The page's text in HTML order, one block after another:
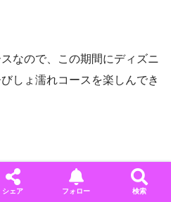
なので、この期間にディズニ
しょ濡れコースを楽しんでき
いアトラクションなので、
くある質問＆回答まとめ
シェア フォロー 検索